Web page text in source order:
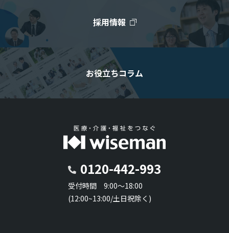
採用情報
お役立ちコラム
0120-442-993
受付時間 9:00～18:00
(12:00~13:00/土日祝除く)